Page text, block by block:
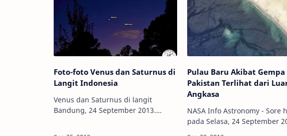
Foto-foto Venus dan Saturnus di
Langit Indonesia
Venus dan Saturnus di langit
Bandung, 24 September 2013.
Pulau Baru Akibat Gempa
Pakistan Terlihat dari
Angkasa
NASA Info Astronomy - Sore hari
pada Selasa, 24 September